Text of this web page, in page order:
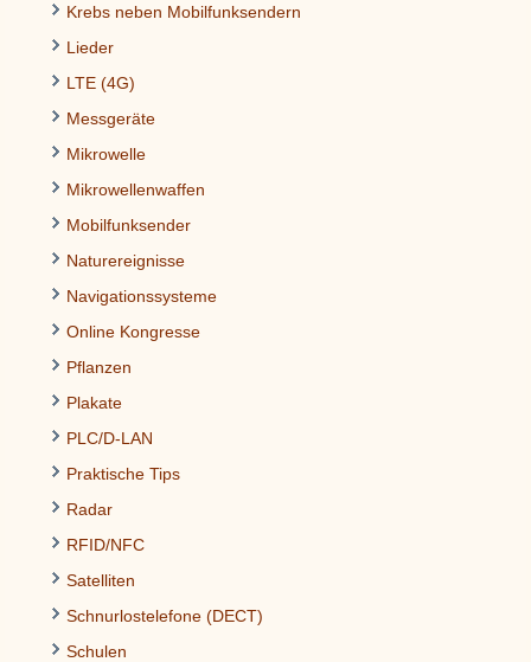
Krebs neben Mobilfunksendern
Lieder
LTE (4G)
Messgeräte
Mikrowelle
Mikrowellenwaffen
Mobilfunksender
Naturereignisse
Navigationssysteme
Online Kongresse
Pflanzen
Plakate
PLC/D-LAN
Praktische Tips
Radar
RFID/NFC
Satelliten
Schnurlostelefone (DECT)
Schulen